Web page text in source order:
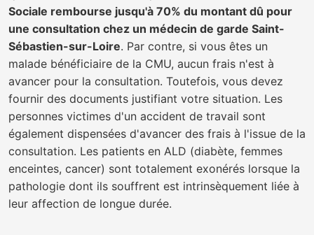
Sociale rembourse jusqu'à 70% du montant dû pour
une consultation chez un médecin de garde Saint-
Sébastien-sur-Loire. Par contre, si vous êtes un
malade bénéficiaire de la CMU, aucun frais n'est à
avancer pour la consultation. Toutefois, vous devez
fournir des documents justifiant votre situation. Les
personnes victimes d'un accident de travail sont
également dispensées d'avancer des frais à l'issue de la
consultation. Les patients en ALD (diabète, femmes
enceintes, cancer) sont totalement exonérés lorsque la
pathologie dont ils souffrent est intrinsèquement liée à
leur affection de longue durée.